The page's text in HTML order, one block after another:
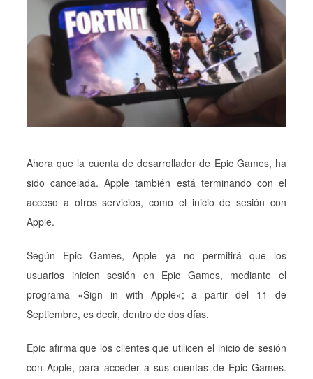
Ahora que la cuenta de desarrollador de Epic Games, ha
sido cancelada. Apple también está terminando con el
acceso a otros servicios, como el inicio de sesión con
Apple.
Según Epic Games, Apple ya no permitirá que los
usuarios inicien sesión en Epic Games, mediante el
programa «Sign in with Apple»; a partir del 11 de
Septiembre, es decir, dentro de dos días.
Epic afirma que los clientes que utilicen el inicio de sesión
con Apple, para acceder a sus cuentas de Epic Games.